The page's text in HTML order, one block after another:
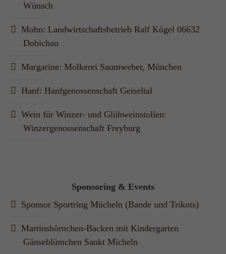
Wünsch
Mohn: Landwirtschaftsbetrieb Ralf Kögel 06632
Dobichau
Margarine: Molkerei Saumweber, München
Hanf: Hanfgenossenschaft Geiseltal
Wein für Winzer- und Glühweinstollen:
Winzergenossenschaft Freyburg
Sponsoring & Events
Sponsor Sportring Mücheln (Bande und Trikots)
Martinshörnchen-Backen mit Kindergarten
Gänseblümchen Sankt Micheln